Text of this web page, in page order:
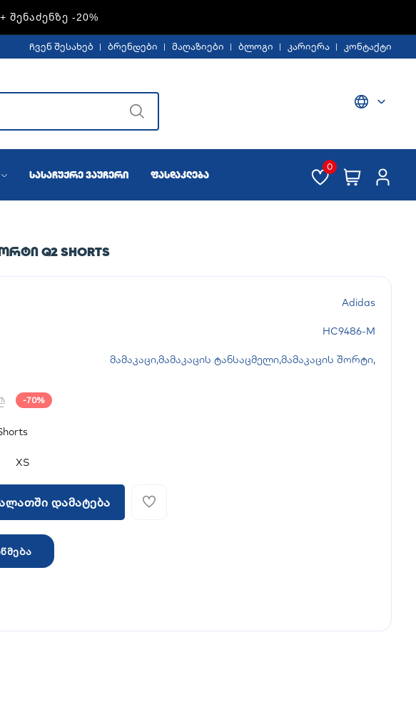
ᲨᲔᲜᲐᲫᲔᲜᲖᲔ -20%
ჩვენ შესახებ ბრენდები მაღაზიები ბლოგი კარიერა კონტაქტი
სასაჩუქრე ვაუჩერი ფასდაკლება
0
Q2 SHORTS
Adidas
HC9486-M
მამაკაცი,მამაკაცის ტანსაცმელი,მამაკაცის შორტი,
-70%
XS
დამატება